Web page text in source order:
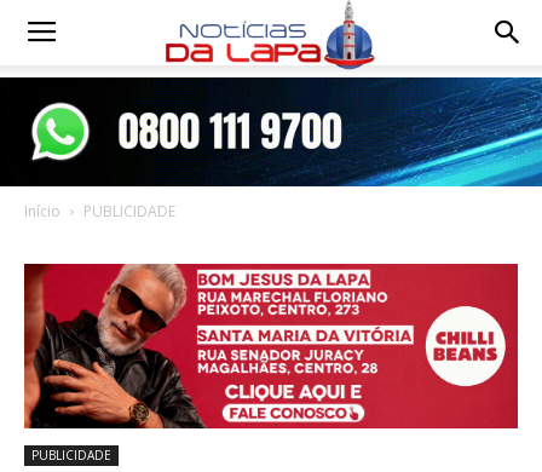
Notícias
Início PUBLICIDADE
PUBLICIDADE